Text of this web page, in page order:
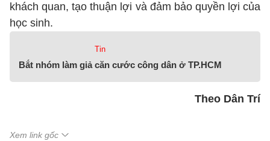
khách quan, tạo thuận lợi và đảm bảo quyền lợi của
học sinh.
Tin
Bắt nhóm làm giả căn cước công dân ở TP.HCM
Theo Dân Trí
Xem link gốc